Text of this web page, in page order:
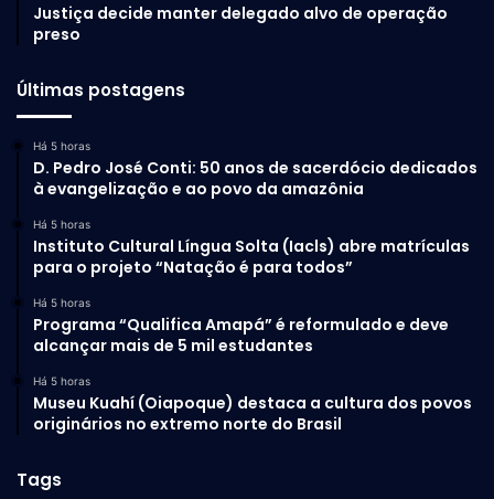
Justiça decide manter delegado alvo de operação
preso
Últimas postagens
Há 5 horas
D. Pedro José Conti: 50 anos de sacerdócio dedicados
à evangelização e ao povo da amazônia
Há 5 horas
Instituto Cultural Língua Solta (Iacls) abre matrículas
para o projeto “Natação é para todos”
Há 5 horas
Programa “Qualifica Amapá” é reformulado e deve
alcançar mais de 5 mil estudantes
Há 5 horas
Museu Kuahí (Oiapoque) destaca a cultura dos povos
originários no extremo norte do Brasil
Tags